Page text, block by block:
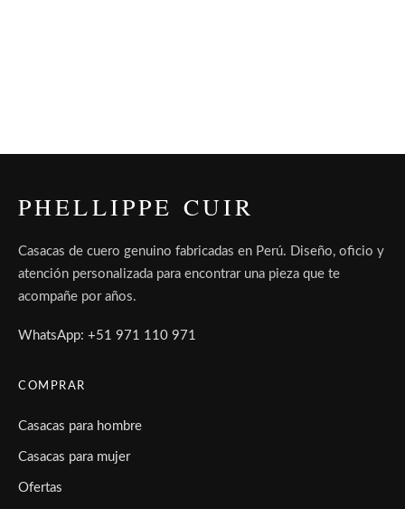
PHELLIPPE CUIR
Casacas de cuero genuino fabricadas en Perú. Diseño, oficio y
atención personalizada para encontrar una pieza que te
acompañe por años.
WhatsApp: +51 971 110 971
COMPRAR
Casacas para hombre
Casacas para mujer
Ofertas